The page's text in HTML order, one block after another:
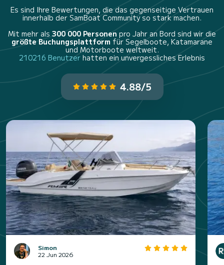
Es sind Ihre Bewertungen, die das gegenseitige Vertrauen
innerhalb der SamBoat Community so stark machen.
Mit mehr als 300 000 Personen pro Jahr an Bord sind wir die
größte Buchungsplattform für Segelboote, Katamarane
und Motorboote weltweit.
210216 Benutzer hatten ein unvergessliches Erlebnis
4.88/5
Simon
22 Jun 2026